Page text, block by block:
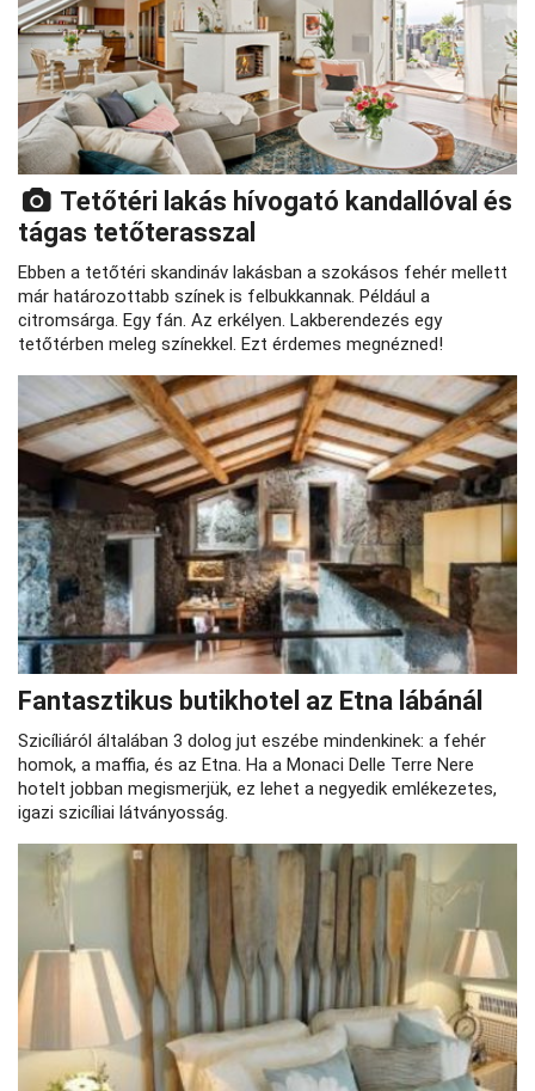
Tetőtéri lakás hívogató kandallóval és
tágas tetőterasszal
Ebben a tetőtéri skandináv lakásban a szokásos fehér mellett
már határozottabb színek is felbukkannak. Például a
citromsárga. Egy fán. Az erkélyen. Lakberendezés egy
tetőtérben meleg színekkel. Ezt érdemes megnézned!
Fantasztikus butikhotel az Etna lábánál
Szicíliáról általában 3 dolog jut eszébe mindenkinek: a fehér
homok, a maffia, és az Etna. Ha a Monaci Delle Terre Nere
hotelt jobban megismerjük, ez lehet a negyedik emlékezetes,
igazi szicíliai látványosság.